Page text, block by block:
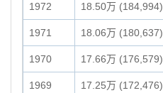
1972 18.50万 (184,994)
1971 18.06万 (180,637)
1970 17.66万 (176,579)
1969 17.25万 (172,476)